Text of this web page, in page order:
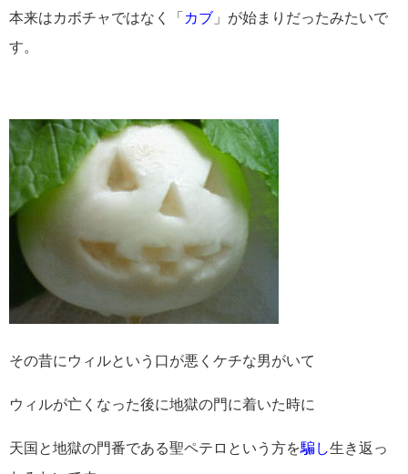
本来はカボチャではなく「 カブ 」が始まりだったみたいで
す。
その昔にウィルという口が悪くケチな男がいて
ウィルが亡くなった後に地獄の門に着いた時に
天国と地獄の門番である聖ペテロという方を騙し生き返っ